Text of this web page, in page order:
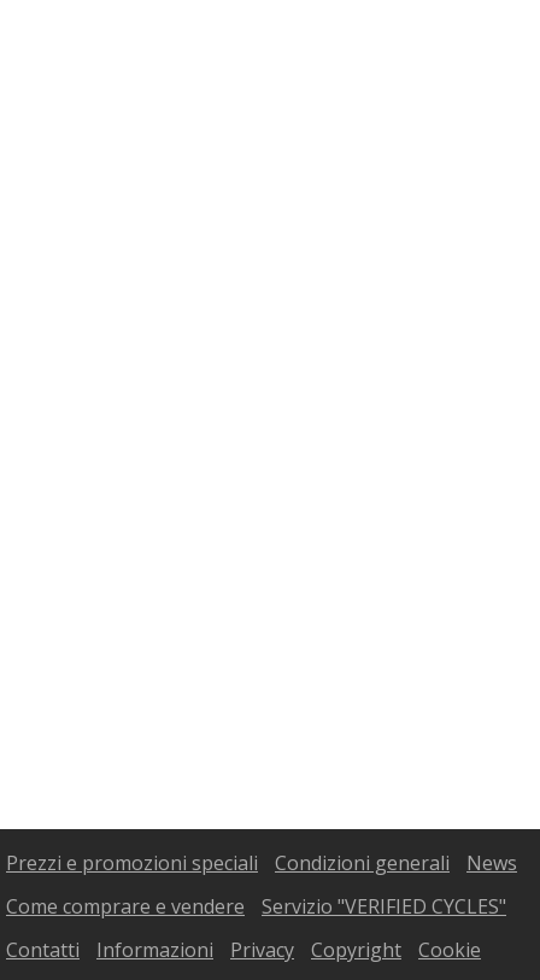
Prezzi e promozioni speciali Condizioni generali
News
Come comprare e vendere
Servizio "VERIFIED CYCLES"
Contatti
Informazioni Privacy Copyright Cookie